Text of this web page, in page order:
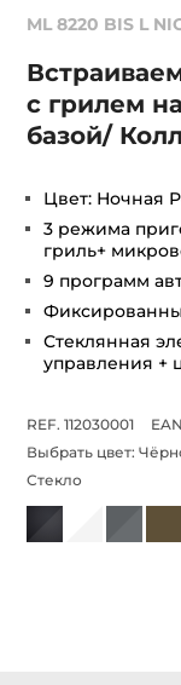
ML 8220 BIS L
с грилем
базой/
Цвет: Ночная
3 режима
гриль+
9 программ
Стеклянная
управления +
REF. 112030001
Выбрать цвет:
Стекло